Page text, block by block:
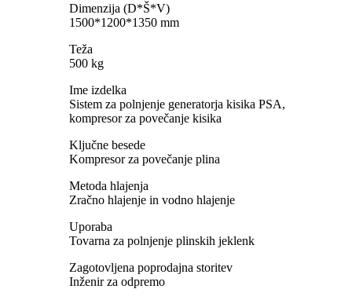
Dimenzija (D*Š*V)
1500*1200*1350 mm
Teža
500 kg
Ime izdelka
Sistem za polnjenje generatorja kisika PSA,
kompresor za povečanje kisika
Ključne besede
Kompresor za povečanje plina
Metoda hlajenja
Zračno hlajenje in vodno hlajenje
Uporaba
Tovarna za polnjenje plinskih jeklenk
Zagotovljena poprodajna storitev
Inženir za odpremo